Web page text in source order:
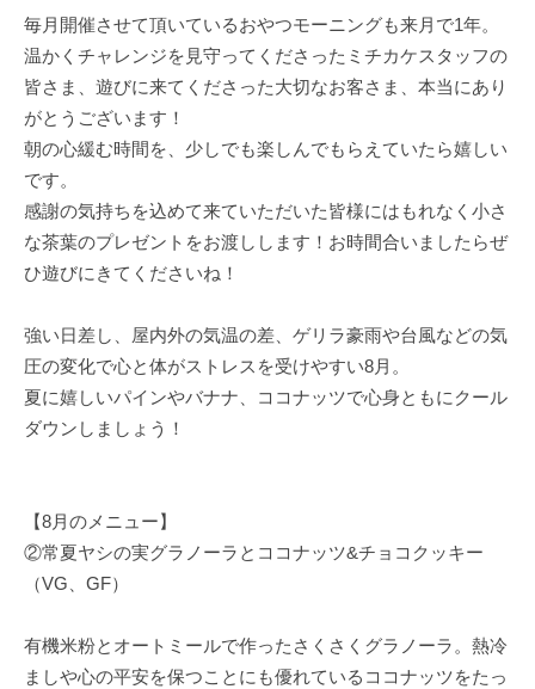
毎月開催させて頂いているおやつモーニングも来月で1年。
温かくチャレンジを見守ってくださったミチカケスタッフの
皆さま、遊びに来てくださった大切なお客さま、本当にあり
がとうございます！
朝の心緩む時間を、少しでも楽しんでもらえていたら嬉しい
です。
感謝の気持ちを込めて来ていただいた皆様にはもれなく小さ
な茶葉のプレゼントをお渡しします！お時間合いましたらぜ
ひ遊びにきてくださいね！
強い日差し、屋内外の気温の差、ゲリラ豪雨や台風などの気
圧の変化で心と体がストレスを受けやすい8月。
夏に嬉しいパインやバナナ、ココナッツで心身ともにクール
ダウンしましょう！
【8月のメニュー】
②常夏ヤシの実グラノーラとココナッツ&チョコクッキー
（VG、GF）
有機米粉とオートミールで作ったさくさくグラノーラ。熱冷
ましや心の平安を保つことにも優れているココナッツをたっ